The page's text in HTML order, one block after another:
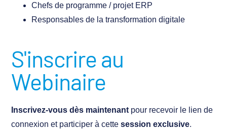
Chefs de programme / projet ERP
Responsables de la transformation digitale
S'inscrire au
Webinaire
Inscrivez-vous dès maintenant pour recevoir le lien de
connexion et participer à cettesession exclusive.